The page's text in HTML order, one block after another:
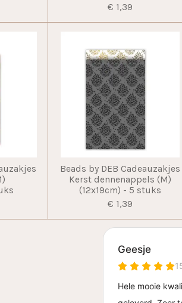
€ 1,39
Beads by DEB Cadeauzakjes
Kerst dennenappels (M)
(12x19cm) - 5 stuks
€ 1,39